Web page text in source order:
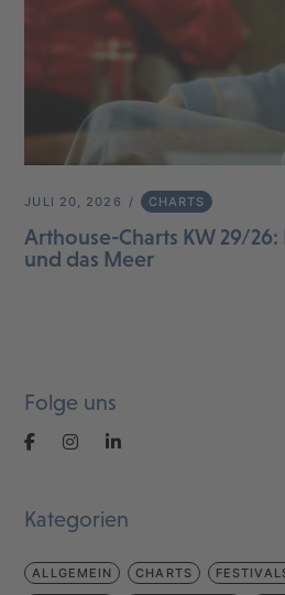
JULI 20, 2026 CHARTS
Arthouse-Charts KW 29/26:
und das Meer
Folge uns
Kategorien
ALLGEMEIN CHARTS